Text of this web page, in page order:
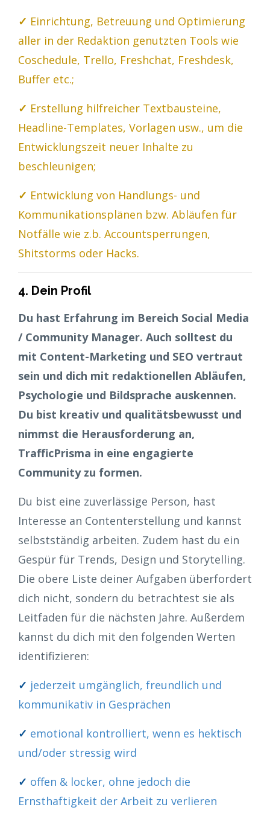
✓ Einrichtung, Betreuung und Optimierung
aller in der Redaktion genutzten Tools wie
Coschedule, Trello, Freshchat, Freshdesk,
Buffer etc.;
✓ Erstellung hilfreicher Textbausteine,
Headline-Templates, Vorlagen usw., um die
Entwicklungszeit neuer Inhalte zu
beschleunigen;
✓ Entwicklung von Handlungs- und
Kommunikationsplänen bzw. Abläufen für
Notfälle wie z.b. Accountsperrungen,
Shitstorms oder Hacks.
4. Dein Profil
Du hast Erfahrung im Bereich Social Media
/ Community Manager. Auch solltest du
mit Content-Marketing und SEO vertraut
sein und dich mit redaktionellen Abläufen,
Psychologie und Bildsprache auskennen.
Du bist kreativ und qualitätsbewusst und
nimmst die Herausforderung an,
TrafficPrisma in eine engagierte
Community zu formen.
Du bist eine zuverlässige Person, hast
Interesse an Contenterstellung und kannst
selbstständig arbeiten. Zudem hast du ein
Gespür für Trends, Design und Storytelling.
Die obere Liste deiner Aufgaben überfordert
dich nicht, sondern du betrachtest sie als
Leitfaden für die nächsten Jahre. Außerdem
kannst du dich mit den folgenden Werten
identifizieren:
✓ jederzeit umgänglich, freundlich und
kommunikativ in Gesprächen
✓ emotional kontrolliert, wenn es hektisch
und/oder stressig wird
✓ offen & locker, ohne jedoch die
Ernsthaftigkeit der Arbeit zu verlieren